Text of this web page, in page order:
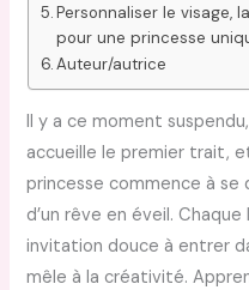
Personnaliser le visage,
pour une princesse
Auteur/autrice
Il y a ce moment
accueille le premier trait,
princesse commence à se
d’un rêve en éveil.
invitation douce à entrer
mêle à la créativité.